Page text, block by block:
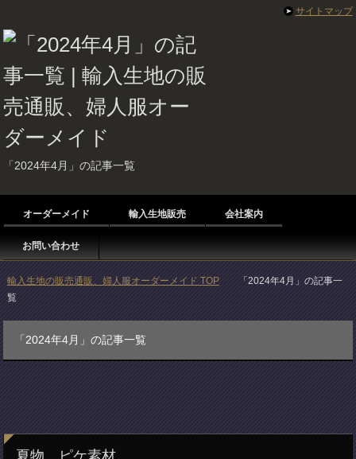
「2024年4月」の記事一覧
オーダーメイド 輸入生地販売 会社案内
お問い合わせ
輸入生地の販売通販、婦人服オーダーメイド TOP
「2024年4月」の記事一
覧
「2024年4月」の記事一覧
夏物 ピケ素材
サイトマップ